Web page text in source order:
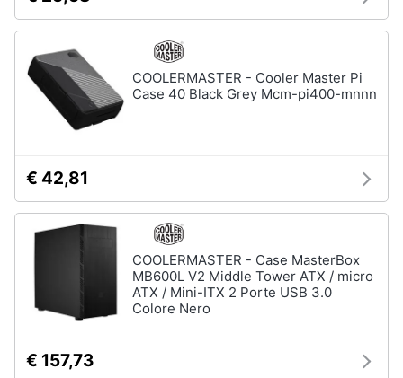
Arredo
Brico
e
Giardinaggio
e
igiene
Beauty
infanzia
COOLERMASTER - Cooler Master Pi
Case 40 Black Grey Mcm-pi400-mnnn
€ 42,81
COOLERMASTER - Case MasterBox
MB600L V2 Middle Tower ATX / micro
ATX / Mini-ITX 2 Porte USB 3.0
Colore Nero
€ 157,73